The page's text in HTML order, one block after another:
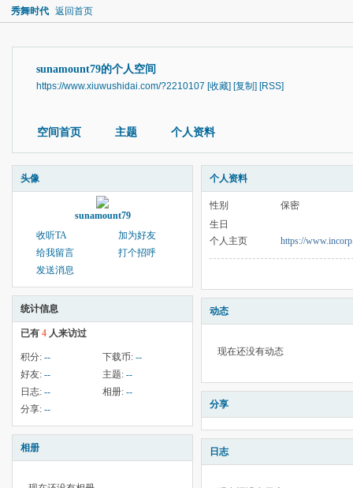
秀舞时代 返回首页
sunamount79的个人空间
https://www.xiuwushidai.com/?2210107 [收藏] [复制] [RSS]
空间首页 主题 个人资料
头像
sunamount79
收听TA
加为好友
给我留言
打个招呼
发送消息
统计信息
已有 4 人来访过
积分: -- 下载币: --
好友: -- 主题: --
日志: -- 相册: --
分享: --
相册
个人资料
性别
保密
生日
个人主页
https://
动态
现在还没有动态
分享
日志